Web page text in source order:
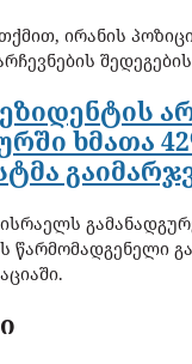
ირანის
ხმათა
წარმომადგენელი